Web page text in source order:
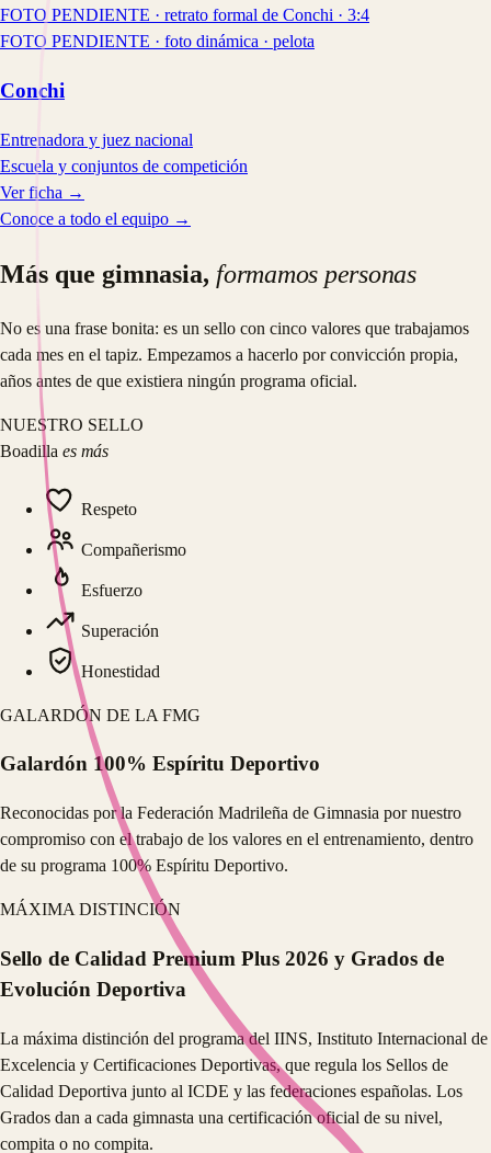
FOTO PENDIENTE · retrato formal de Conchi · 3:4
FOTO PENDIENTE · foto dinámica · pelota
Conchi
Entrenadora y juez nacional
Escuela y conjuntos de competición
Ver ficha →
Conoce a todo el equipo →
Más que gimnasia, formamos personas
No es una frase bonita: es un sello con cinco valores que trabajamos
cada mes en el tapiz. Empezamos a hacerlo por convicción propia,
años antes de que existiera ningún programa oficial.
NUESTRO SELLO
Boadilla es más
Respeto
Compañerismo
Esfuerzo
Superación
Honestidad
GALARDÓN DE LA FMG
Galardón 100% Espíritu Deportivo
Reconocidas por la Federación Madrileña de Gimnasia por nuestro
compromiso con el trabajo de los valores en el entrenamiento, dentro
de su programa 100% Espíritu Deportivo.
MÁXIMA DISTINCIÓN
Sello de Calidad Premium Plus 2026 y Grados de
Evolución Deportiva
La máxima distinción del programa del IINS, Instituto Internacional de
Excelencia y Certificaciones Deportivas, que regula los Sellos de
Calidad Deportiva junto al ICDE y las federaciones españolas. Los
Grados dan a cada gimnasta una certificación oficial de su nivel,
compita o no compita.